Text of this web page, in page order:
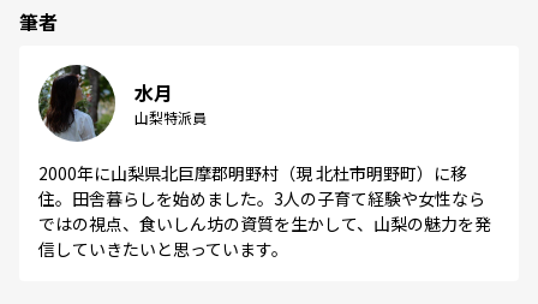
筆者
水月
山梨特派員
2000年に山梨県北巨摩郡明野村（現 北杜市明野町）に移
住。田舎暮らしを始めました。3人の子育て経験や女性なら
ではの視点、食いしん坊の資質を生かして、山梨の魅力を発
信していきたいと思っています。